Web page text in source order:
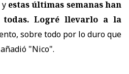
y estas últimas semanas han
todas. Logré llevarlo a la
sobre todo por lo duro que
"Nico".